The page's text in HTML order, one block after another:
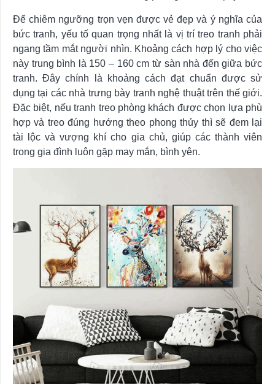
Để chiêm ngưỡng trọn vẹn được vẻ đẹp và ý nghĩa của
bức tranh, yếu tố quan trọng nhất là vị trí treo tranh phải
ngang tầm mắt người nhìn. Khoảng cách hợp lý cho việc
này trung bình là 150 – 160 cm từ sàn nhà đến giữa bức
tranh. Đây chính là khoảng cách đạt chuẩn được sử
dụng tại các nhà trưng bày tranh nghệ thuật trên thế giới.
Đặc biệt, nếu tranh treo phòng khách được chọn lựa phù
hợp và treo đúng hướng theo phong thủy thì sẽ đem lại
tài lộc và vượng khí cho gia chủ, giúp các thành viên
trong gia đình luôn gặp may mắn, bình yên.